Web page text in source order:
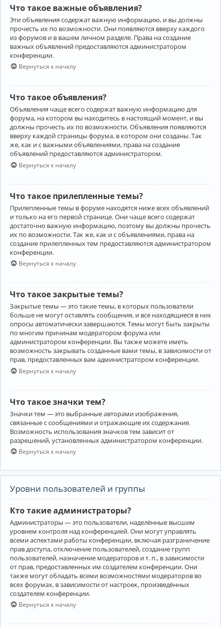
Что такое важные объявления?
Эти объявления содержат важную информацию, и вы должны
прочесть их по возможности. Они появляются вверху каждого
из форумов и в вашем личном разделе. Права на создание
важных объявлений предоставляются администратором
конференции.
Вернуться к началу
Что такое объявления?
Объявления чаще всего содержат важную информацию для
форума, на котором вы находитесь в настоящий момент, и вы
должны прочесть их по возможности. Объявления появляются
вверху каждой страницы форума, в котором они созданы. Так
же, как и с важными объявлениями, права на создание
объявлений предоставляются администратором.
Вернуться к началу
Что такое прилепленные темы?
Прилепленные темы в форуме находятся ниже всех объявлений
и только на его первой странице. Они чаще всего содержат
достаточно важную информацию, поэтому вы должны прочесть
их по возможности. Так же, как и с объявлениями, права на
создание прилепленных тем предоставляются администратором
конференции.
Вернуться к началу
Что такое закрытые темы?
Закрытые темы — это такие темы, в которых пользователи
больше не могут оставлять сообщения, и все находящиеся в них
опросы автоматически завершаются. Темы могут быть закрыты
по многим причинам модератором форума или
администратором конференции. Вы также можете иметь
возможность закрывать созданные вами темы, в зависимости от
прав, предоставленных вам администратором конференции.
Вернуться к началу
Что такое значки тем?
Значки тем — это выбранные авторами изображения,
связанные с сообщениями и отражающие их содержание.
Возможность использования значков тем зависит от
разрешений, установленных администратором конференции.
Вернуться к началу
Уровни пользователей и группы
Кто такие администраторы?
Администраторы — это пользователи, наделённые высшим
уровнем контроля над конференцией. Они могут управлять
всеми аспектами работы конференции, включая разграничение
прав доступа, отключение пользователей, создание групп
пользователей, назначение модераторов и т. п., в зависимости
от прав, предоставленных им создателем конференции. Они
также могут обладать всеми возможностями модераторов во
всех форумах, в зависимости от настроек, произведённых
создателем конференции.
Вернуться к началу